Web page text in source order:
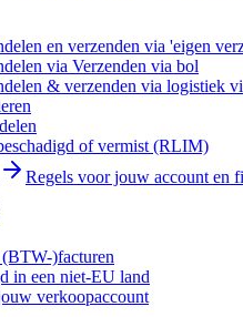
en verzenden via 'eigen
via Verzenden via bol
& verzenden via logistiek
of vermist (RLIM)
Regels voor jouw account en
)facturen
in een niet-EU land
verkoopaccount